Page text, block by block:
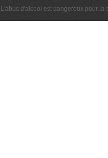
L'abus d'alcool est dangereux pour la